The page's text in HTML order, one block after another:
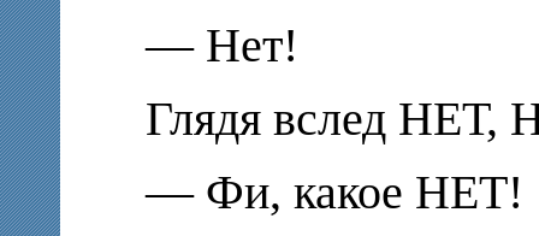
— Нет!
Глядя вслед НЕТ,
— Фи, какое НЕТ!